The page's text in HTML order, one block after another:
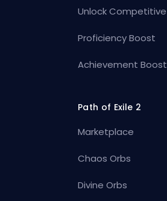
Unlock Competitive
Proficiency Boost
Achievement Boost
Path of Exile 2
Marketplace
Chaos Orbs
Divine Orbs